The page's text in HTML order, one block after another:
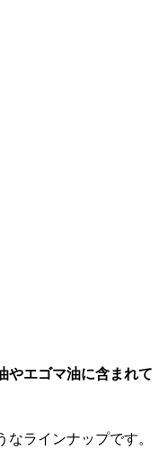
やエゴマ油に含まれて
ラインナップです。